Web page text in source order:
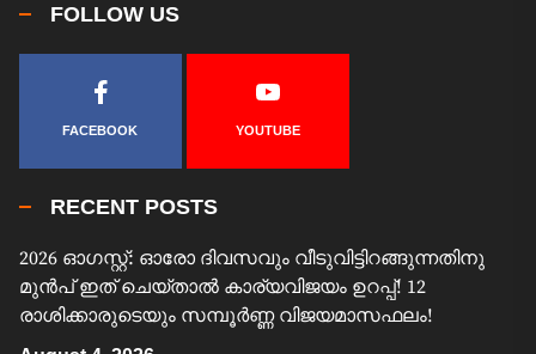
FOLLOW US
FACEBOOK YOUTUBE
RECENT POSTS
2026 ഓഗസ്റ്റ്: ഓരോ ദിവസവും വീടുവിട്ടിറങ്ങുന്നതിനു
മുൻപ് ഇത് ചെയ്താൽ കാര്യവിജയം ഉറപ്പ്! 12
രാശിക്കാരുടെയും സമ്പൂർണ്ണ വിജയമാസഫലം!